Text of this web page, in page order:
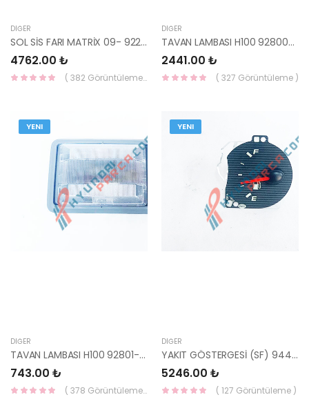
DIĞER
SOL SİS FARI MATRİX 09- 92201-10000-HMC
4762.00 ₺
( 382 Görüntüleme )
DIĞER
TAVAN LAMBASI H100 92800-36000AR-HMC
2441.00 ₺
( 327 Görüntüleme )
YENI
DIĞER
TAVAN LAMBASI H100 92801-43011AR-HMC
743.00 ₺
( 378 Görüntüleme )
YENI
DIĞER
YAKIT GÖSTERGESİ (SF) 94410-26000-HMC
5246.00 ₺
( 127 Görüntüleme )